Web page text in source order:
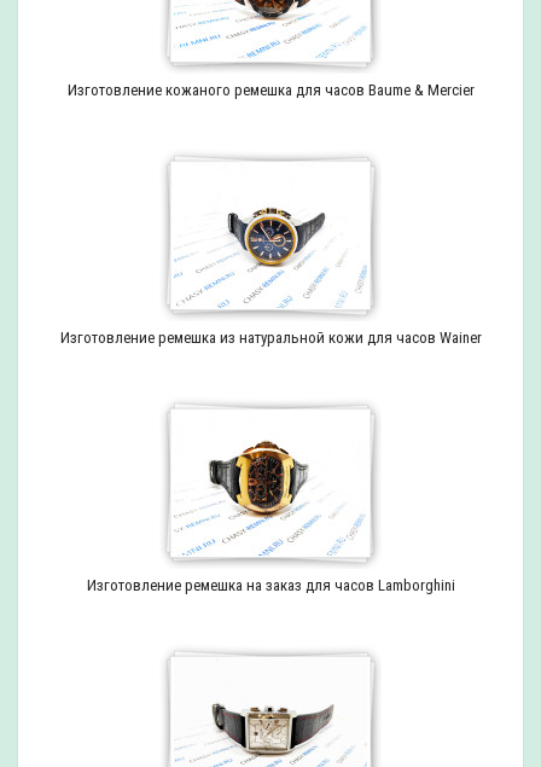
Изготовление кожаного ремешка для часов Baume & Mercier
Изготовление ремешка из натуральной кожи для часов Wainer
Изготовление ремешка на заказ для часов Lamborghini